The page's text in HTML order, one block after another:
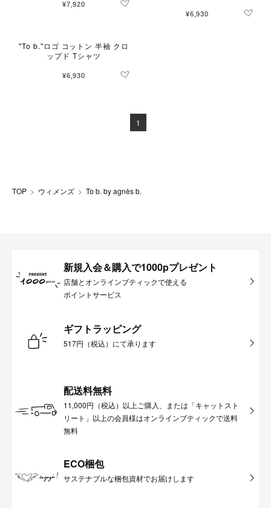
¥7,920
¥6,930
"To b."ロゴ コットン 半袖 クロ
ップド Tシャツ
¥6,930
1
TOP ウィメンズ To b. by agnès b.
新規入会＆購入で1000pプレゼント
店舗とオンラインブティックで使える
ポイントサービス
ギフトラッピング
517円（税込）にて承ります
配送料無料
11,000円（税込）以上ご購入、または「キャットスト
リート」以上の会員様はオンラインブティックで送料
無料
ECO梱包
サステナブルな梱包資材でお届けします